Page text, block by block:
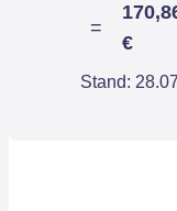
=
€
Stand: